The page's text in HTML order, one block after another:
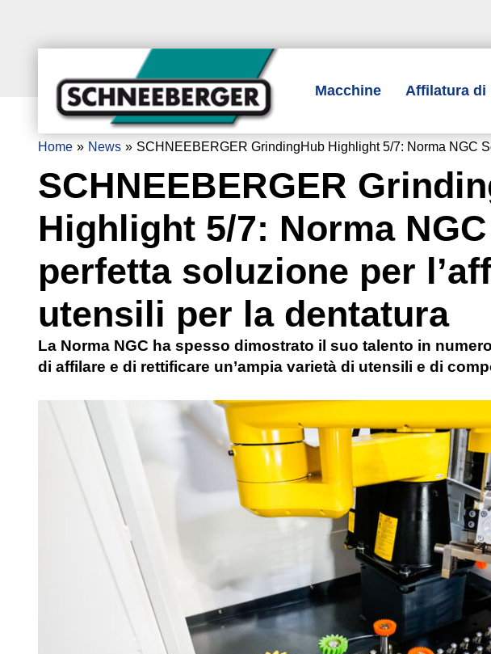
Macchine Affilatura di
Home News SCHNEEBERGER GrindingHub Highlight 5/7: Norma NGC
SCHNEEBERGER
Highlight 5/7: Norma
perfetta soluzione per
utensili per la dentatura
La Norma NGC ha spesso dimostrato il suo talento in
di affilare e di rettificare un’ampia varietà di utensili e di